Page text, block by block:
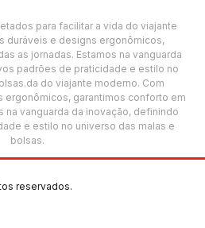
para facilitar a vida do viajante
duráveis e designs ergonômicos,
as jornadas. Estamos na vanguarda
padrões de praticidade e estilo no
do viajante moderno. Com
ergonômicos, garantimos conforto em
na vanguarda da inovação, definindo
e estilo no universo das malas e
bolsas.
reservados.